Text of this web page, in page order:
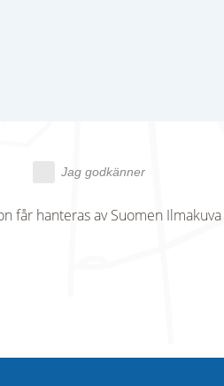
Jag godkänner
får hanteras av Suomen